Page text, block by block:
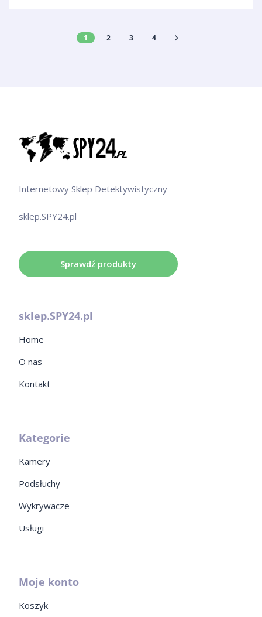
1 2 3 4
Internetowy Sklep Detektywistyczny
sklep.SPY24.pl
Sprawdź produkty
sklep.SPY24.pl
Home
O nas
Kontakt
Kategorie
Kamery
Podsłuchy
Wykrywacze
Usługi
Moje konto
Koszyk